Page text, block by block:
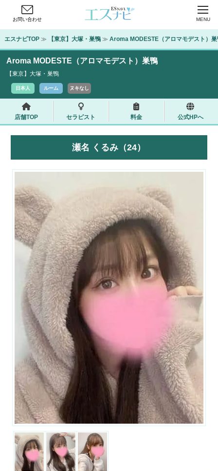
お問い合わせ MENU
エスナビTOP ≫ 【東京】大塚・巣鴨 ≫ Aroma MODESTE（アロマモデスト）巣
Aroma MODESTE（アロマモデスト）巣鴨
【東京】大塚・巣鴨
日本人 ルーム ヌキなし
店舗TOP セラピスト 料金 公式HPへ
瀬名 くるみ（24）